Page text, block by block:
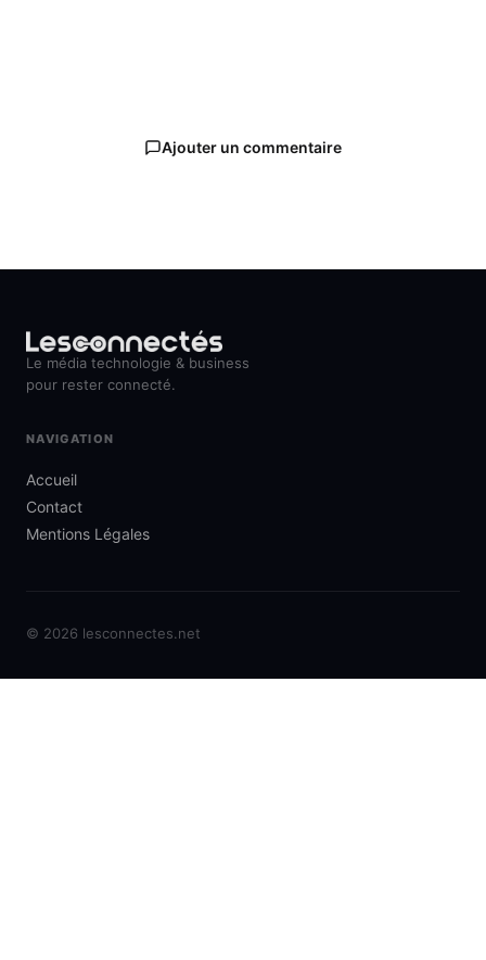
Ajouter un commentaire
Le média technologie & business
pour rester connecté.
NAVIGATION
Accueil
Contact
Mentions Légales
© 2026 lesconnectes.net